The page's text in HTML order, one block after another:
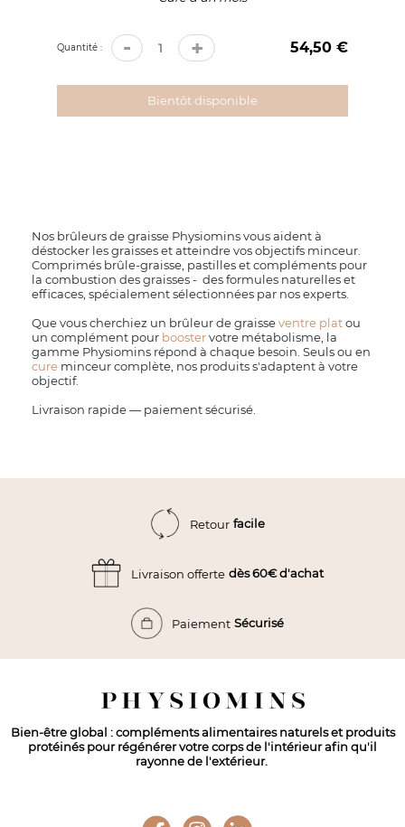
Quantité : - + Prix
54,50 €
Bientôt disponible
Nos brûleurs de graisse Physiomins vous aident à
déstocker les graisses et atteindre vos objectifs minceur.
Comprimés brûle-graisse, pastilles et compléments pour
la combustion des graisses - des formules naturelles et
efficaces, spécialement sélectionnées par nos experts.
Que vous cherchiez un brûleur de graisseventre platou
un complément pour boostervotre métabolisme, la
gamme Physiomins répond à chaque besoin. Seuls ou en
cure minceur complète, nos produits s'adaptent à votre
objectif.
Livraison rapide — paiement sécurisé.
Retour facile
Livraison offerte dès 60€ d'achat
Paiement Sécurisé
Bien-être global : compléments alimentaires naturels et produits
protéinés pour régénérer votre corps de l'intérieur afin qu'il
rayonne de l'extérieur.